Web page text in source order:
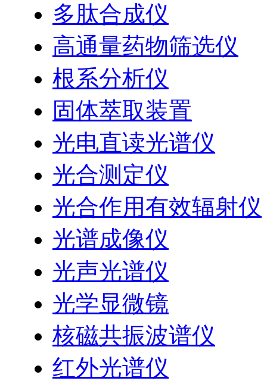
多肽合成仪
高通量药物筛选仪
根系分析仪
固体萃取装置
光电直读光谱仪
光合测定仪
光合作用有效辐射仪
光谱成像仪
光声光谱仪
光学显微镜
核磁共振波谱仪
红外光谱仪